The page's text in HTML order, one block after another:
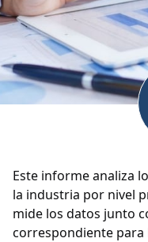
Este informe analiza
la industria por nivel
mide los datos junto
correspondiente para